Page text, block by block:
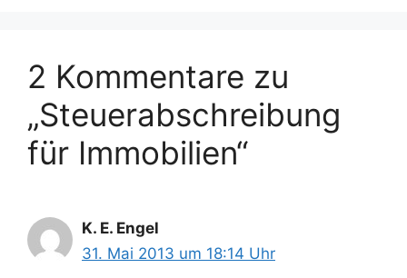
2 Kommentare zu
„Steuerabschreibung
für Immobilien“
K. E. Engel
31. Mai 2013 um 18:14 Uhr